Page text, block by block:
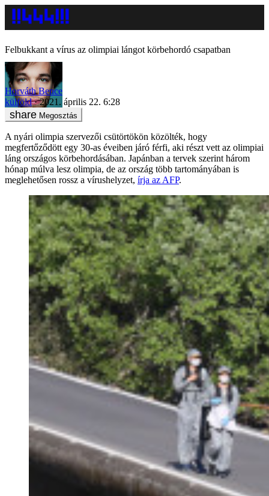
Felbukkant a vírus az olimpiai lángot körbehordó csapatban
Horváth Bence
külföld
2021. április 22. 6:28
Megosztás
A nyári olimpia szervezői csütörtökön közölték, hogy
megfertőződött egy 30-as éveiben járó férfi, aki részt vett az olimpiai
láng országos körbehordásában. Japánban a tervek szerint három
hónap múlva lesz olimpia, de az ország több tartományában is
meglehetősen rossz a vírushelyzet, írja az AFP.